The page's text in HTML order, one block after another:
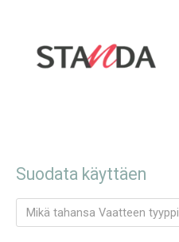
sisältöön
Suodata käyttäen
Mikä tahansa Vaatteen tyyppi